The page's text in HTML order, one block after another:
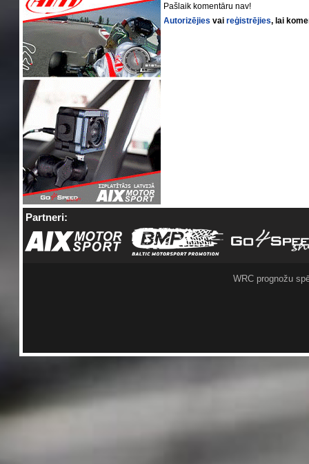
Pašlaik komentāru nav!
Autorizējies vaireģistrējies, lai
Partneri:
WRC prognožu